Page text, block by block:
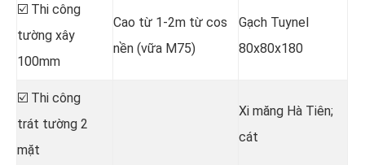
☑️ Thi công
tường xây
100mm
Cao từ 1-2m từ cos
nền (vữa M75)
Gạch Tuynel
80x80x180
☑️ Thi công
trát tường 2
mặt
Xi măng Hà Tiên;
cát